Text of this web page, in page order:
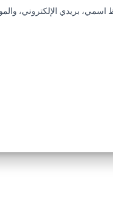
اسمي، بريدي الإلكتروني،